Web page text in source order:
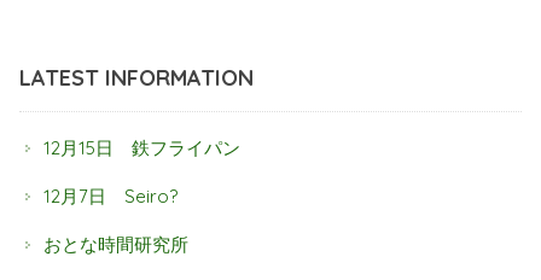
LATEST INFORMATION
12月15日 鉄フライパン
12月7日 Seiro?
おとな時間研究所